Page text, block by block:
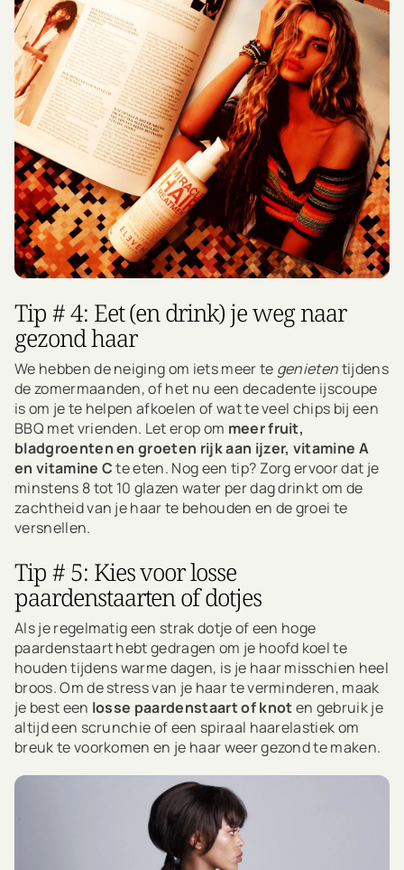
Tip # 4: Eet (en drink) je weg naar
gezond haar
We hebben de neiging om iets meer te genietentijdens
de zomermaanden, of het nu een decadente ijscoupe
is om je te helpen afkoelen of wat te veel chips bij een
BBQ met vrienden. Let erop om meer fruit,
bladgroenten en groeten rijk aan ijzer, vitamine A
en vitamine Cte eten. Nog een tip? Zorg ervoor dat je
minstens 8 tot 10 glazen water per dag drinkt om de
zachtheid van je haar te behouden en de groei te
versnellen.
Tip # 5: Kies voor losse
paardenstaarten of dotjes
Als je regelmatig een strak dotje of een hoge
paardenstaart hebt gedragen om je hoofd koel te
houden tijdens warme dagen, is je haar misschien heel
broos. Om de stress van je haar te verminderen, maak
je best een losse paardenstaart of knoten gebruik je
altijd een scrunchie of een spiraal haarelastiek om
breuk te voorkomen en je haar weer gezond te maken.